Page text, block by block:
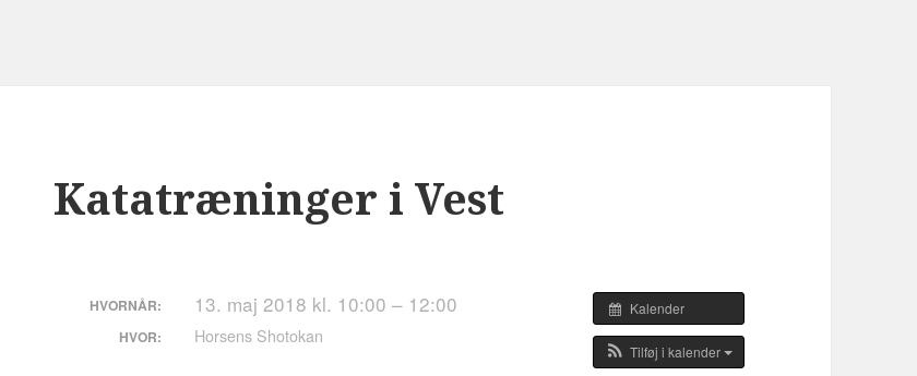
Katatræninger i Vest
Kalender
Tilføj i kalender
HVORNÅR: 13. maj 2018 kl. 10:00 – 12:00
HVOR: Horsens Shotokan